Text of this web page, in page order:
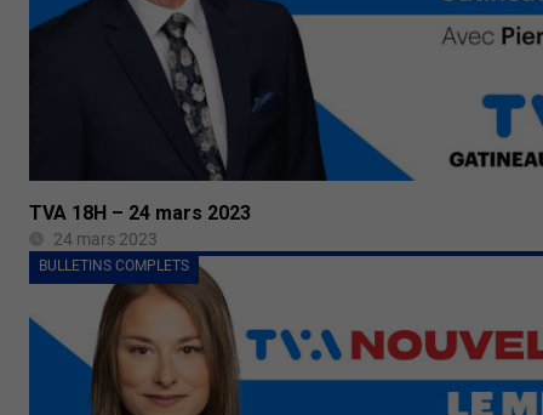
TVA 18H – 24 mars 2023
24 mars 2023
BULLETINS COMPLETS